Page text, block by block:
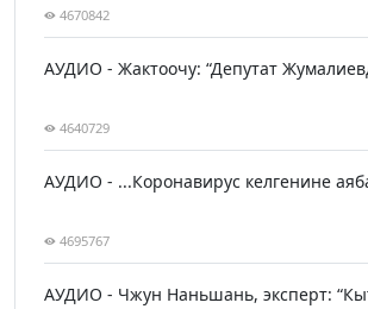
4670842
АУДИО - Жактоочу: “Депутат
4640729
АУДИО - ...Коронавирус келгенине
4695767
АУДИО - Чжун Наньшань, эксперт: